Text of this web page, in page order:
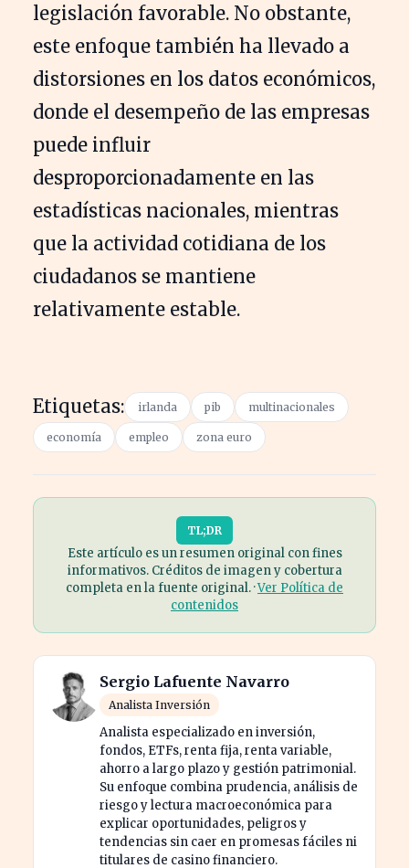
legislación favorable. No obstante,
este enfoque también ha llevado a
distorsiones en los datos económicos,
donde el desempeño de las empresas
puede influir
desproporcionadamente en las
estadísticas nacionales, mientras
que la actividad cotidiana de los
ciudadanos se mantiene
relativamente estable.
Etiquetas: irlanda pib multinacionales
economía empleo zona euro
TL;DR
Este artículo es un resumen original con fines
informativos. Créditos de imagen y cobertura
completa en la fuente original. ·Ver Política de
contenidos
Sergio Lafuente Navarro
Analista Inversión
Analista especializado en inversión,
fondos, ETFs, renta fija, renta variable,
ahorro a largo plazo y gestión patrimonial.
Su enfoque combina prudencia, análisis de
riesgo y lectura macroeconómica para
explicar oportunidades, peligros y
tendencias sin caer en promesas fáciles ni
titulares de casino financiero.